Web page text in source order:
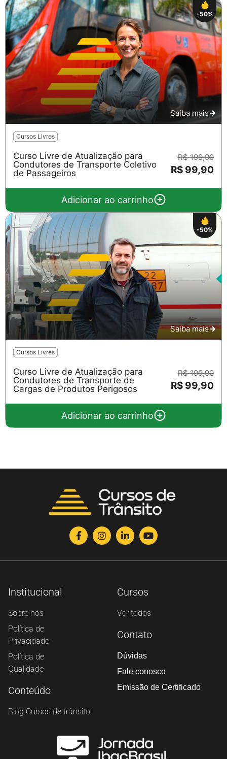
-50%
Saiba mais
Cursos Livres
Curso Livre de Atualização para
Condutores de Transporte Coletivo
de Passageiros
R$ 199,90
R$ 99,90
Adicionar ao carrinho
-50%
Saiba mais
Cursos Livres
Curso Livre de Atualização para
Condutores de Transporte de
Cargas de Produtos Perigosos
R$ 199,90
R$ 99,90
Adicionar ao carrinho
Institucional
Sobre nós
Política de
Privacidade
Política de
Qualidade
Conteúdo
Blog Cursos de trânsito
Cursos
Ver todos
Contato
Dúvidas
Fale conosco
Emissão de Certificado